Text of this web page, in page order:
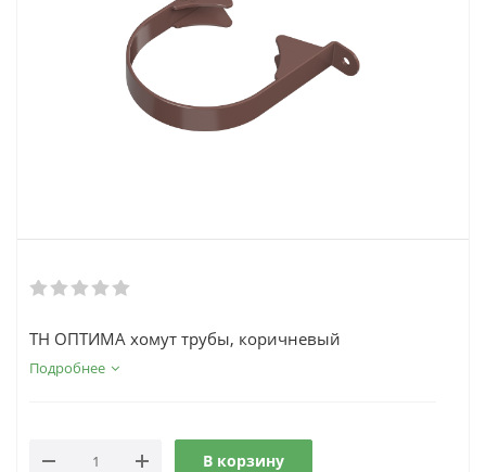
ТН ОПТИМА хомут трубы, коричневый
Подробнее
В корзину